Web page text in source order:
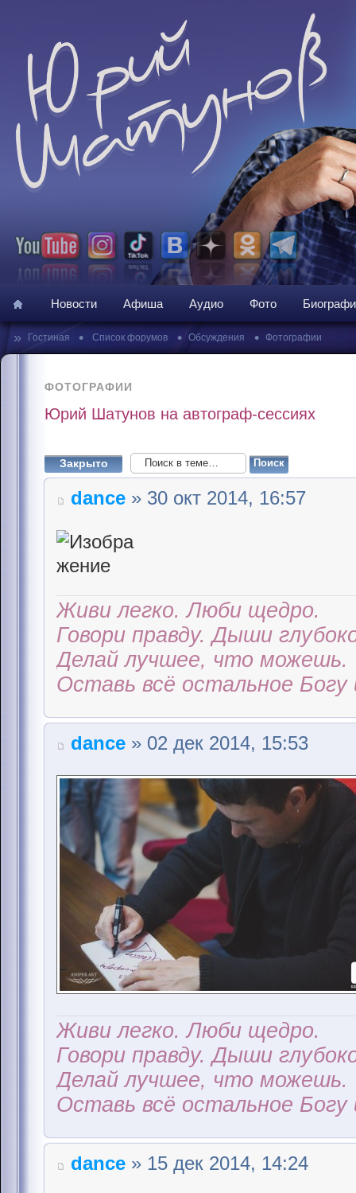
Новости Афиша Аудио Фото
» Гостиная • Список форумов • Обсуждения • Фотографии
ФОТОГРАФИИ
Юрий Шатунов на автограф-сессиях
Закрыто
dance » 30 окт 2014, 16:57
Живи легко. Люби щедро.
Говори правду. Дыши
Делай лучшее, что можешь.
Оставь всё остальное Богу
dance » 02 дек 2014, 15:53
Живи легко. Люби щедро.
Говори правду. Дыши
Делай лучшее, что можешь.
Оставь всё остальное Богу
dance » 15 дек 2014, 14:24